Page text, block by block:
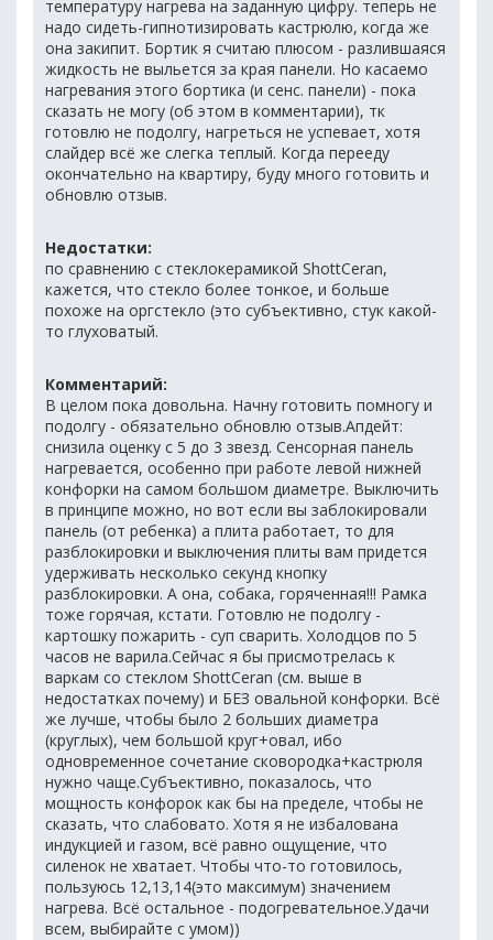
температуру нагрева на заданную цифру. теперь не
надо сидеть-гипнотизировать кастрюлю, когда же
она закипит. Бортик я считаю плюсом - разлившаяся
жидкость не выльется за края панели. Но касаемо
нагревания этого бортика (и сенс. панели) - пока
сказать не могу (об этом в комментарии), тк
готовлю не подолгу, нагреться не успевает, хотя
слайдер всё же слегка теплый. Когда перееду
окончательно на квартиру, буду много готовить и
обновлю отзыв.
Недостатки:
по сравнению с стеклокерамикой ShottCeran,
кажется, что стекло более тонкое, и больше
похоже на оргстекло (это субъективно, стук какой-
то глуховатый.
Комментарий:
В целом пока довольна. Начну готовить помногу и
подолгу - обязательно обновлю отзыв.Апдейт:
снизила оценку с 5 до 3 звезд. Сенсорная панель
нагревается, особенно при работе левой нижней
конфорки на самом большом диаметре. Выключить
в принципе можно, но вот если вы заблокировали
панель (от ребенка) а плита работает, то для
разблокировки и выключения плиты вам придется
удерживать несколько секунд кнопку
разблокировки. А она, собака, горяченная!!! Рамка
тоже горячая, кстати. Готовлю не подолгу -
картошку пожарить - суп сварить. Холодцов по 5
часов не варила.Сейчас я бы присмотрелась к
варкам со стеклом ShottCeran (см. выше в
недостатках почему) и БЕЗ овальной конфорки. Всё
же лучше, чтобы было 2 больших диаметра
(круглых), чем большой круг+овал, ибо
одновременное сочетание сковородка+кастрюля
нужно чаще.Субъективно, показалось, что
мощность конфорок как бы на пределе, чтобы не
сказать, что слабовато. Хотя я не избалована
индукцией и газом, всё равно ощущение, что
силенок не хватает. Чтобы что-то готовилось,
пользуюсь 12,13,14(это максимум) значением
нагрева. Всё остальное - подогревательное.Удачи
всем, выбирайте с умом))